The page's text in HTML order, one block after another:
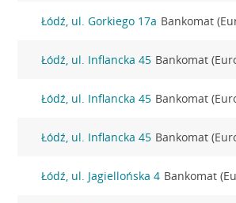
Łódź, ul. Gorkiego 17a Bankomat
Łódź, ul. Inflancka 45 Bankomat
Łódź, ul. Inflancka 45 Bankomat
Łódź, ul. Inflancka 45 Bankomat
Łódź, ul. Jagiellońska 4 Bankomat